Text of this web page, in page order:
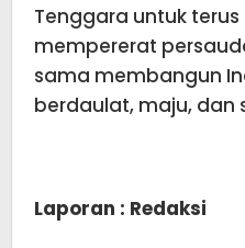
Tenggara untuk
mempererat
sama membangun
berdaulat, maju, dan
Laporan : Redaksi